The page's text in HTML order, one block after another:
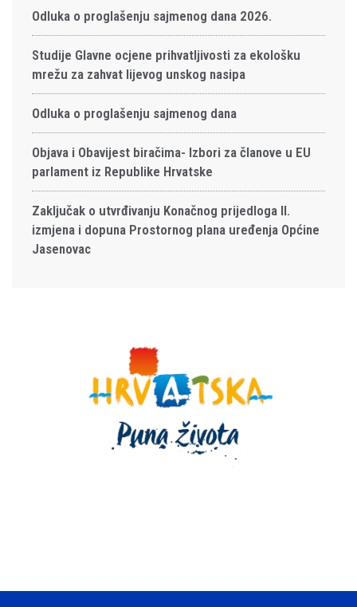
Odluka o proglašenju sajmenog dana 2026.
Studije Glavne ocjene prihvatljivosti za ekološku
mrežu za zahvat lijevog unskog nasipa
Odluka o proglašenju sajmenog dana
Objava i Obavijest biračima- Izbori za članove u EU
parlament iz Republike Hrvatske
Zaključak o utvrđivanju Konačnog prijedloga II.
izmjena i dopuna Prostornog plana uređenja Općine
Jasenovac